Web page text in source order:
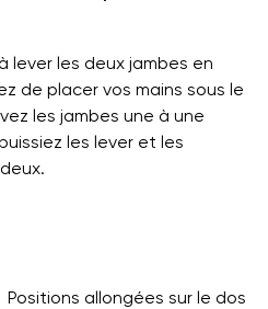
lever les deux jambes en
de placer vos mains sous le
les jambes une à une
les lever et les
Positions allongées sur le dos